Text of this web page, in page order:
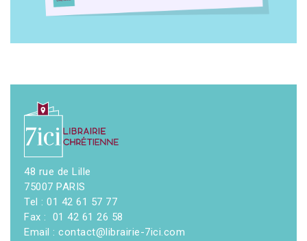
48 rue de Lille
75007 PARIS
Tel : 01 42 61 57 77
Fax : 01 42 61 26 58
Email : contact@librairie-7ici.com